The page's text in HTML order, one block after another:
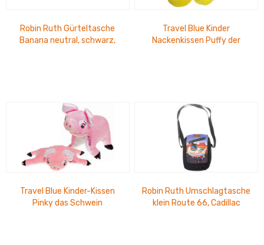
Robin Ruth Gürteltasche
Banana neutral, schwarz,
Travel Blue Kinder
Nackenkissen Puffy der
Travel Blue Kinder-Kissen
Pinky das Schwein
Robin Ruth Umschlagtasche
klein Route 66, Cadillac